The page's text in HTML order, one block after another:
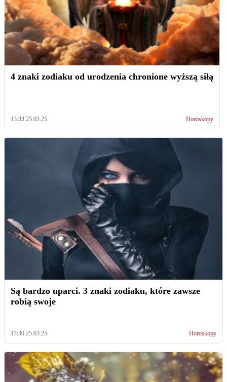
4 znaki zodiaku od urodzenia chronione wyższą siłą
13:33 25.03.25 Horoskopy
Są bardzo uparci. 3 znaki zodiaku, które zawsze
robią swoje
13:30 25.03.25 Horoskopy